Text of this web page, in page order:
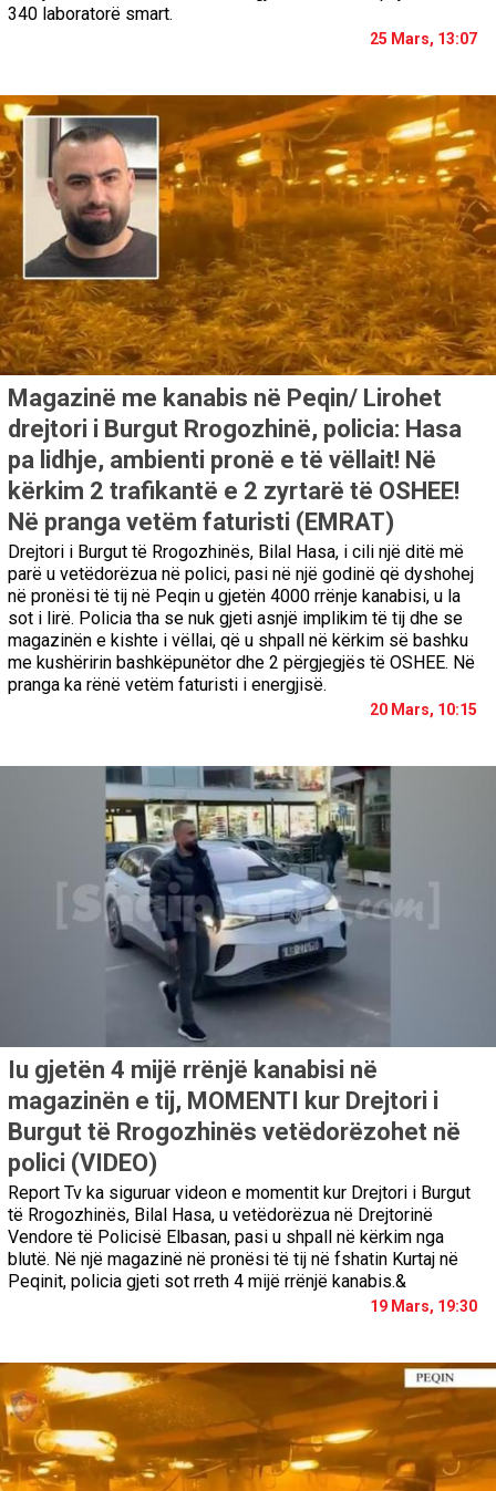
340 laboratorë smart.
25 Mars, 13:07
Magazinë me kanabis në Peqin/ Lirohet
drejtori i Burgut Rrogozhinë, policia: Hasa
pa lidhje, ambienti pronë e të vëllait! Në
kërkim 2 trafikantë e 2 zyrtarë të OSHEE!
Në pranga vetëm faturisti (EMRAT)
Drejtori i Burgut të Rrogozhinës, Bilal Hasa, i cili një ditë më
parë u vetëdorëzua në polici, pasi në një godinë që dyshohej
në pronësi të tij në Peqin u gjetën 4000 rrënje kanabisi, u la
sot i lirë. Policia tha se nuk gjeti asnjë implikim të tij dhe se
magazinën e kishte i vëllai, që u shpall në kërkim së bashku
me kushëririn bashkëpunëtor dhe 2 përgjegjës të OSHEE. Në
pranga ka rënë vetëm faturisti i energjisë.
20 Mars, 10:15
Iu gjetën 4 mijë rrënjë kanabisi në
magazinën e tij, MOMENTI kur Drejtori i
Burgut të Rrogozhinës vetëdorëzohet në
polici (VIDEO)
Report Tv ka siguruar videon e momentit kur Drejtori i Burgut
të Rrogozhinës, Bilal Hasa, u vetëdorëzua në Drejtorinë
Vendore të Policisë Elbasan, pasi u shpall në kërkim nga
blutë. Në një magazinë në pronësi të tij në fshatin Kurtaj në
Peqinit, policia gjeti sot rreth 4 mijë rrënjë kanabis.&
19 Mars, 19:30